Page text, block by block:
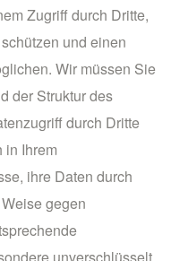
Zugriff durch Dritte,
und einen
Wir müssen Sie
der Struktur des
durch Dritte
in Ihrem
ihre Daten durch
gegen